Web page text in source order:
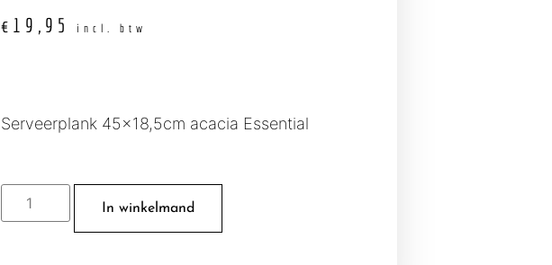
€ 19,95 incl. btw
Serveerplank 45×18,5cm acacia Essential
In winkelmand